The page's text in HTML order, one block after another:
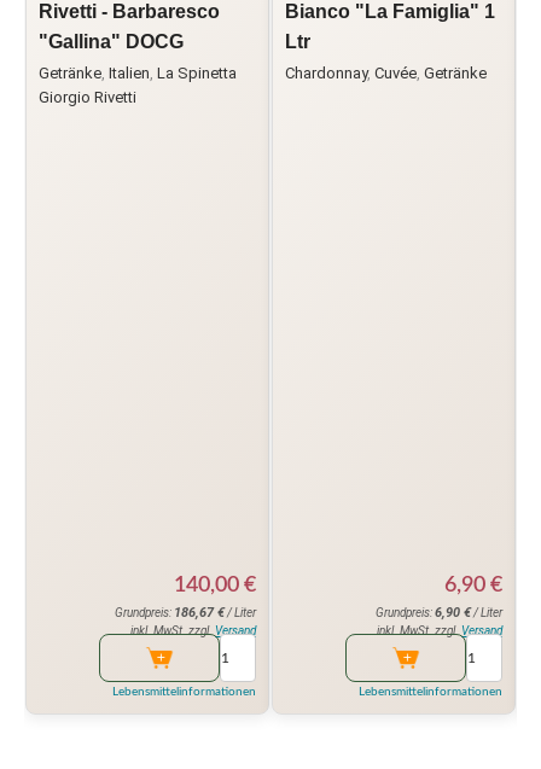
Rivetti - Barbaresco
"Gallina" DOCG
Getränke, Italien, La Spinetta
Giorgio Rivetti
140,00 €
Grundpreis: 186,67€/ Liter
inkl. MwSt. zzgl.Versand
Lebensmittelinformationen
Bianco "La Famiglia" 1
Ltr
Chardonnay, Cuvée, Getränke
6,90 €
Grundpreis:6,90 €/ Liter
inkl. MwSt. zzgl.Versand
Lebensmittelinformationen